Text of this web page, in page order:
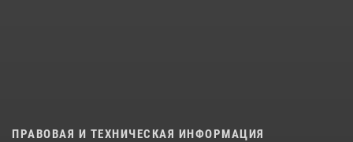
ПРАВОВАЯ И ТЕХНИЧЕСКАЯ ИНФОРМАЦИЯ